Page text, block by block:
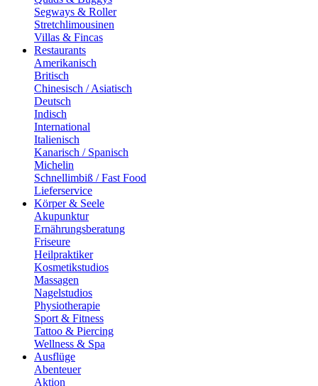
Segways & Roller
Stretchlimousinen
Villas & Fincas
Restaurants
Amerikanisch
Britisch
Chinesisch / Asiatisch
Deutsch
Indisch
International
Italienisch
Kanarisch / Spanisch
Michelin
Schnellimbiß / Fast Food
Lieferservice
Körper & Seele
Akupunktur
Ernährungsberatung
Friseure
Heilpraktiker
Kosmetikstudios
Massagen
Nagelstudios
Physiotherapie
Sport & Fitness
Tattoo & Piercing
Wellness & Spa
Ausflüge
Abenteuer
Aktion